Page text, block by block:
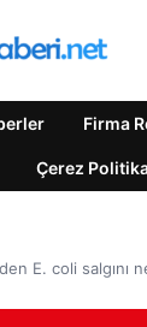
Firma
Çerez
E. coli salgını